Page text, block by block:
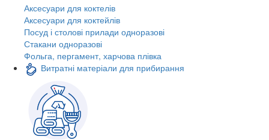
Аксесуари для коктелів
Аксесуари для коктейлів
Посуд і столові прилади одноразові
Стакани одноразові
Фольга, пергамент, харчова плівка
Витратні матеріали для прибирання